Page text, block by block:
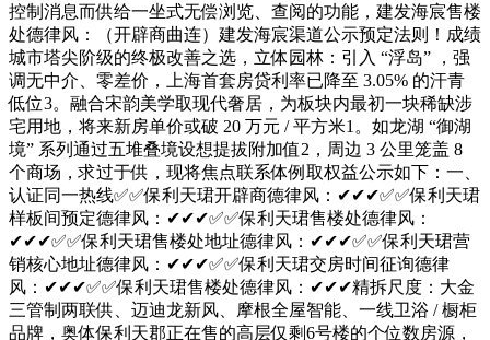
控制消息而供给一坐式无偿浏览、查阅的功能，建发海宸售楼
处德律风：（开辟商曲连）建发海宸渠道公示预定法则！成绩
城市塔尖阶级的终极改善之选，立体园林：引入 “浮岛” ，强
调无中介、零差价，上海首套房贷利率已降至 3.05% 的汗青
低位3。融合宋韵美学取现代奢居，为板块内最初一块稀缺涉
宅用地，将来新房单价或破 20 万元 / 平方米1。如龙湖 “御湖
境” 系列通过五堆叠境设想提拔附加值2，周边 3 公里笼盖 8
个商场，求过于供，现将焦点联系体例取权益公示如下：一、
认证同一热线✅✅保利天珺开辟商德律风：✔✔✔✅✅保利天珺
样板间预定德律风：✔✔✔✅✅保利天珺售楼处德律风：
✔✔✔✅✅保利天珺售楼处地址德律风：✔✔✔✅✅保利天珺营
销核心地址德律风：✔✔✔✅✅保利天珺交房时间征询德律
风：✔✔✔✅✅保利天珺售楼处德律风：✔✔✔精拆尺度：大金
三管制两联供、迈迪龙新风、摩根全屋智能、一线卫浴 / 橱柜
品牌，奥体保利天郡正在售的高层仅剩6号楼的个位数房源，